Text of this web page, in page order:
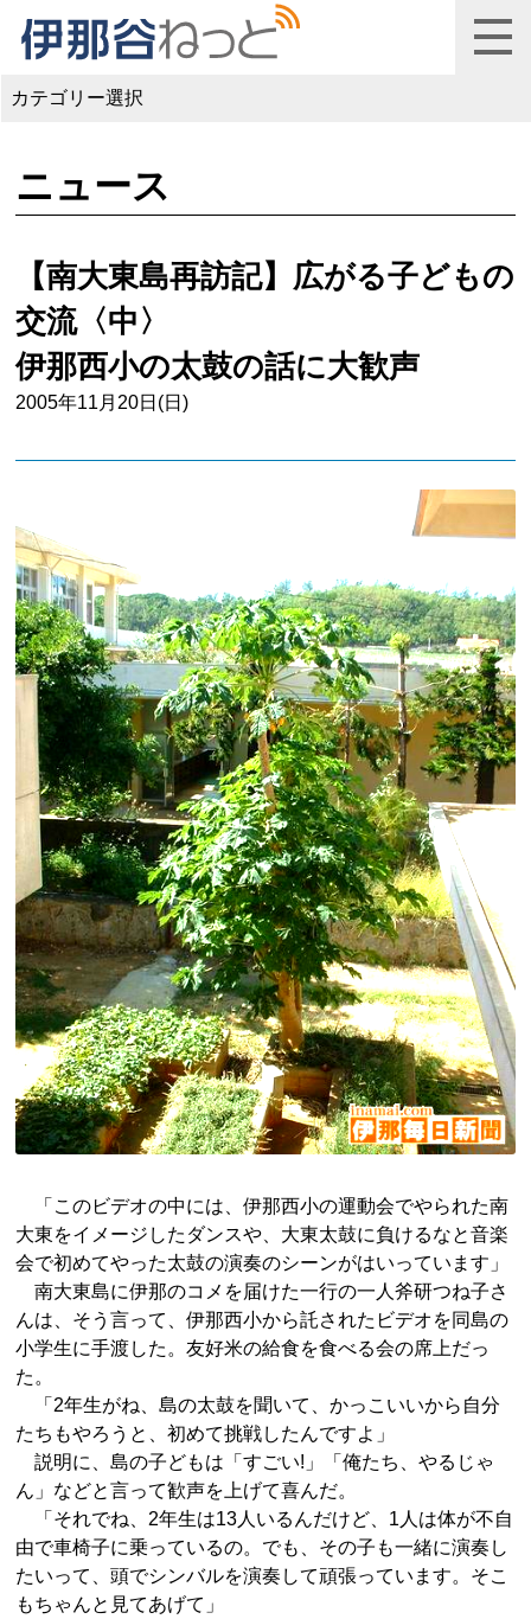
カテゴリー選択
ニュース
【南大東島再訪記】広がる子どもの
交流〈中〉
伊那西小の太鼓の話に大歓声
2005年11月20日(日)
「このビデオの中には、伊那西小の運動会でやられた南
大東をイメージしたダンスや、大東太鼓に負けるなと音楽
会で初めてやった太鼓の演奏のシーンがはいっています」
南大東島に伊那のコメを届けた一行の一人斧研つね子さ
んは、そう言って、伊那西小から託されたビデオを同島の
小学生に手渡した。友好米の給食を食べる会の席上だっ
た。
「2年生がね、島の太鼓を聞いて、かっこいいから自分
たちもやろうと、初めて挑戦したんですよ」
説明に、島の子どもは「すごい!」「俺たち、やるじゃ
ん」などと言って歓声を上げて喜んだ。
「それでね、2年生は13人いるんだけど、1人は体が不自
由で車椅子に乗っているの。でも、その子も一緒に演奏し
たいって、頭でシンバルを演奏して頑張っています。そこ
もちゃんと見てあげて」